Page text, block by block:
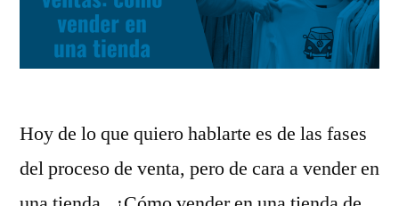
Hoy de lo que quiero hablarte es de las fases
del proceso de venta, pero de cara a vender en